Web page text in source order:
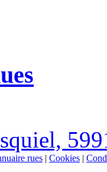
rues | Cookies |